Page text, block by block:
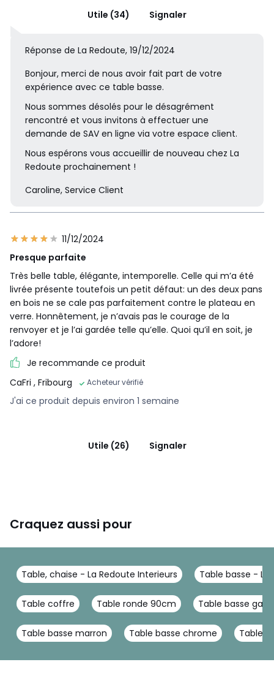
Utile (34) Signaler
Réponse de La Redoute, 19/12/2024
Bonjour, merci de nous avoir fait part de votre
expérience avec ce table basse.
Nous sommes désolés pour le désagrément
rencontré et vous invitons à effectuer une
demande de SAV en ligne via votre espace client.
Nous espérons vous accueillir de nouveau chez La
Redoute prochainement !
Caroline, Service Client
11/12/2024
Presque parfaite
Très belle table, élégante, intemporelle. Celle qui m’a été
livrée présente toutefois un petit défaut: un des deux pans
en bois ne se cale pas parfaitement contre le plateau en
verre. Honnêtement, je n’avais pas le courage de la
renvoyer et je l’ai gardée telle qu’elle. Quoi qu’il en soit, je
l’adore!
Je recommande ce produit
CaFri , Fribourg Acheteur vérifié
J'ai ce produit depuis environ 1 semaine
Utile (26) Signaler
Craquez aussi pour
Table, chaise - La Redoute Interieurs Table basse - La
Table coffre Table ronde 90cm Table basse galet
Table basse marron Table basse chrome Table